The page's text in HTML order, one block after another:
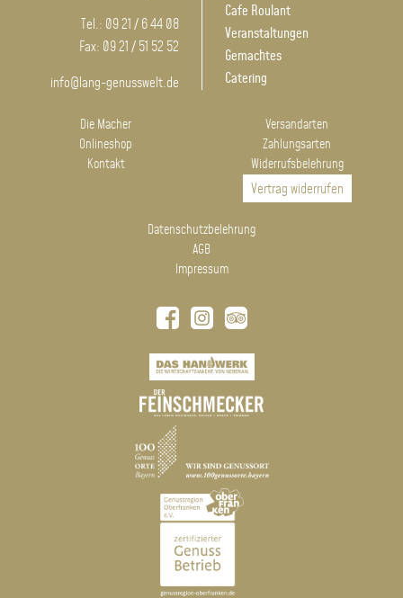
Tel.: 09 21 / 6 44 08
Fax: 09 21 / 51 52 52
info@lang-genusswelt.de
Cafe Roulant
Veranstaltungen
Gemachtes
Catering
Die Macher
Onlineshop
Kontakt
Versandarten
Zahlungsarten
Widerrufsbelehrung
Vertrag widerrufen
Datenschutzbelehrung
AGB
Impressum